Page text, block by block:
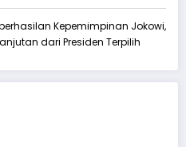
Kepemimpinan Jokowi,
dari Presiden Terpilih